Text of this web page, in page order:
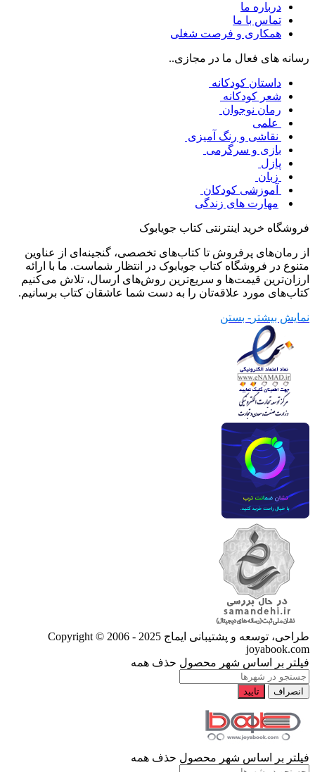
درباره ما
تماس با ما
همکاری و فرصت شغلی
رسانه های فعال ما در مجازی..
داستان کودکانه
شعر کودکانه
رمان نوجوان
علمی
نقاشی و رنگ آمیزی
بازی و سرگرمی
پازل
زبان
آموزشی کودکان
مهارت های زندگی
فروشگاه خرید اینترنتی کتاب جویابوک
از رمان‌های پرفروش تا کتاب‌های تخصصی، گنجینه‌ای از عناوین
متنوع در فروشگاه کتاب جویابوک در انتظار شماست. ما با ارائه
ارزان‌ترین قیمت‌ها و سریع‌ترین روش‌های ارسال، تلاش می‌کنیم
کتاب‌های مورد علاقه‌تان را به دست شما عاشقان کتاب برسانیم.
نمایش بیشتر - بستن
طراحی، توسعه و پشتیبانی ایماج Copyright © 2006 - 2025
joyabook.com
فیلتر بر اساس شهر محصول حذف همه
انصراف تایید
فیلتر بر اساس شهر محصول حذف همه